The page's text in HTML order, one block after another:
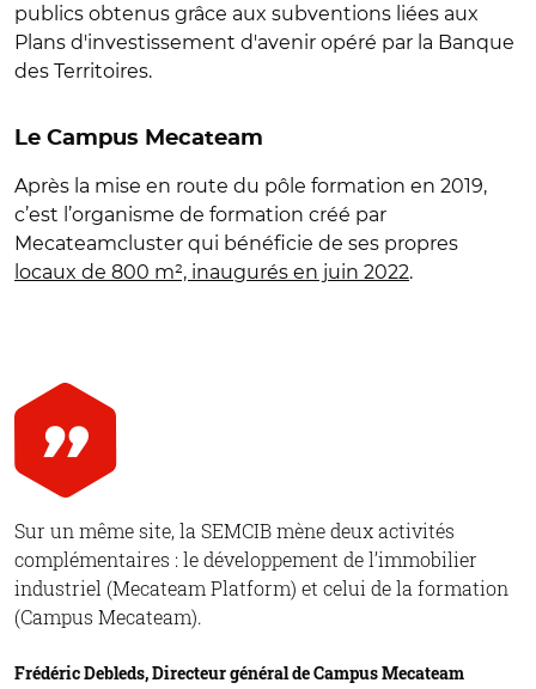
publics obtenus grâce aux subventions liées aux
Plans d'investissement d'avenir opéré par la Banque
des Territoires.
Le Campus Mecateam
Après la mise en route du pôle formation en 2019,
c’est l’organisme de formation créé par
Mecateamcluster qui bénéficie de ses propres
locaux de 800 m², inaugurés en juin 2022.
Sur un même site, la SEMCIB mène deux activités
complémentaires : le développement de l’immobilier
industriel (Mecateam Platform) et celui de la formation
(Campus Mecateam).
Frédéric Debleds, Directeur général de Campus Mecateam